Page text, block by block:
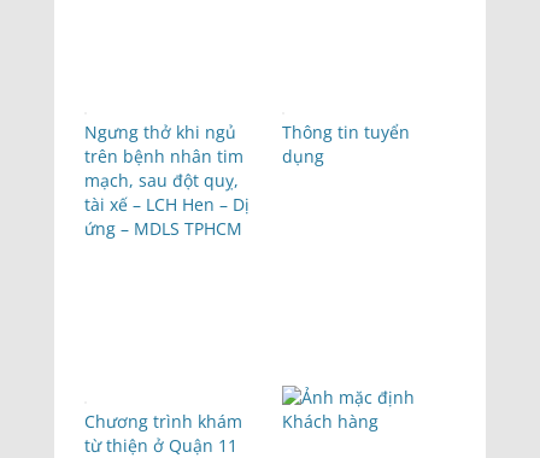
Ngưng thở khi ngủ
trên bệnh nhân tim
mạch, sau đột quỵ,
tài xế – LCH Hen – Dị
ứng – MDLS TPHCM
Thông tin tuyển
dụng
Chương trình khám
từ thiện ở Quận 11
Khách hàng